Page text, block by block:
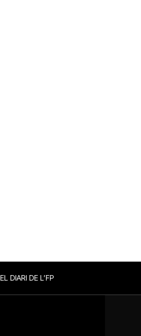
EL DIARI DE L’FP